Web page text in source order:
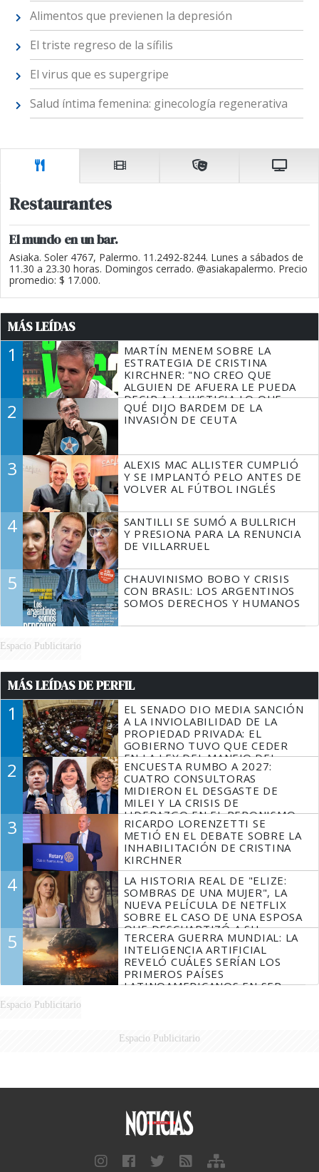
Alimentos que previenen la depresión
El triste regreso de la sífilis
El virus que es supergripe
Salud íntima femenina: ginecología regenerativa
Restaurantes
El mundo en un bar.
Asiaka. Soler 4767, Palermo. 11.2492-8244. Lunes a sábados de
11.30 a 23.30 horas. Domingos cerrado. @asiakapalermo. Precio
promedio: $ 17.000.
MÁS LEÍDAS
1
MARTÍN MENEM SOBRE LA
ESTRATEGIA DE CRISTINA
KIRCHNER: "NO CREO QUE
ALGUIEN DE AFUERA LE PUEDA
DECIR A LA JUSTICIA LO QUE
TIENE QUE HACER"
2
QUÉ DIJO BARDEM DE LA
INVASIÓN DE CEUTA
3
ALEXIS MAC ALLISTER CUMPLIÓ
Y SE IMPLANTÓ PELO ANTES DE
VOLVER AL FÚTBOL INGLÉS
4
SANTILLI SE SUMÓ A BULLRICH
Y PRESIONA PARA LA RENUNCIA
DE VILLARRUEL
5
CHAUVINISMO BOBO Y CRISIS
CON BRASIL: LOS ARGENTINOS
SOMOS DERECHOS Y HUMANOS
Espacio Publicitario
MÁS LEÍDAS DE PERFIL
1
EL SENADO DIO MEDIA SANCIÓN
A LA INVIOLABILIDAD DE LA
PROPIEDAD PRIVADA: EL
GOBIERNO TUVO QUE CEDER
EN LA LEY DEL MANEJO DEL
FUEGO
2
ENCUESTA RUMBO A 2027:
CUATRO CONSULTORAS
MIDIERON EL DESGASTE DE
MILEI Y LA CRISIS DE
LIDERAZGO EN EL PERONISMO
3
RICARDO LORENZETTI SE
METIÓ EN EL DEBATE SOBRE LA
INHABILITACIÓN DE CRISTINA
KIRCHNER
4
LA HISTORIA REAL DE "ELIZE:
SOMBRAS DE UNA MUJER", LA
NUEVA PELÍCULA DE NETFLIX
SOBRE EL CASO DE UNA ESPOSA
QUE DESCUARTIZÓ A SU
MARIDO
5
TERCERA GUERRA MUNDIAL: LA
INTELIGENCIA ARTIFICIAL
REVELÓ CUÁLES SERÍAN LOS
PRIMEROS PAÍSES
LATINOAMERICANOS EN SER
Espacio Publicitario
Espacio Publicitario